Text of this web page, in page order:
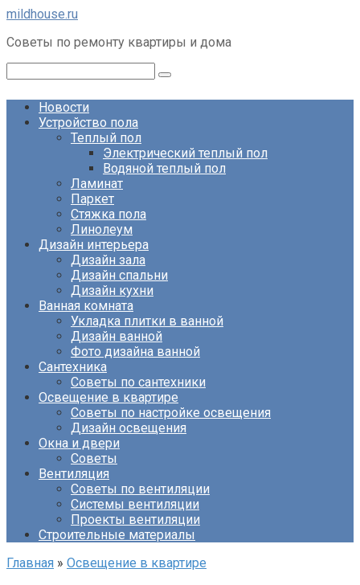
Перейти
контенту
mildhouse.ru
Советы по ремонту квартиры и дома
Новости
Устройство пола
Теплый пол
Электрический теплый пол
Водяной теплый пол
Ламинат
Паркет
Стяжка пола
Линолеум
Дизайн интерьера
Дизайн зала
Дизайн спальни
Дизайн кухни
Ванная комната
Укладка плитки в ванной
Дизайн ванной
Фото дизайна ванной
Сантехника
Советы по сантехники
Освещение в квартире
Советы по настройке освещения
Дизайн освещения
Окна и двери
Советы
Вентиляция
Советы по вентиляции
Системы вентиляции
Проекты вентиляции
Строительные материалы
Главная » Освещение в квартире